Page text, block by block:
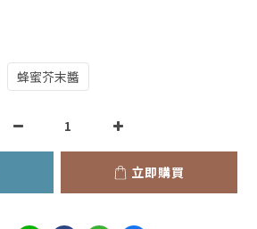
蜂蜜芥末醬
立即購買